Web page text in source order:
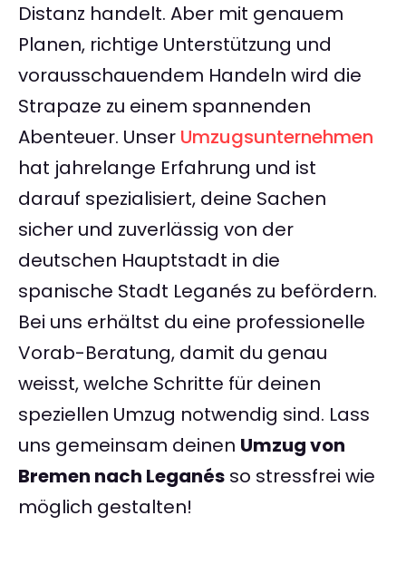
Distanz handelt. Aber mit genauem
Planen, richtige Unterstützung und
vorausschauendem Handeln wird die
Strapaze zu einem spannenden
Abenteuer. Unser Umzugsunternehmen
hat jahrelange Erfahrung und ist
darauf spezialisiert, deine Sachen
sicher und zuverlässig von der
deutschen Hauptstadt in die
spanische Stadt Leganés zu befördern.
Bei uns erhältst du eine professionelle
Vorab-Beratung, damit du genau
weisst, welche Schritte für deinen
speziellen Umzug notwendig sind. Lass
uns gemeinsam deinen Umzug von
Bremen nach Leganés so stressfrei wie
möglich gestalten!